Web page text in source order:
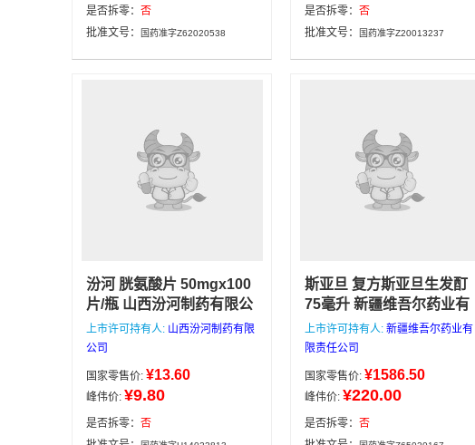
188包邮，咨询电话/微
信：13335162133
甘肃省
是否拆零： 否
批准文号：
国药准字Z62020538
邮，咨询电话/微信：
13335162133
广西南宁百
是否拆零： 否
批准文号：
国药准字Z20013237
汾河 胱氨酸片 50mgx100
片/瓶 山西汾河制药有限公
司用于产后或病后的继发
性脱发症，肝炎及白细胞
公司
50mgx100片/瓶
上市许可持有人: 山西汾河制药有限
公司
国家零售价: ¥13.60
峰伟价: ¥9.80
是否拆零： 否
斯亚旦 复方斯亚旦生发酊
75毫升 新疆维吾尔药业有
限责任公司 育发，润发，
固发。用于秃发，斑秃，
因的脱发。
有限责任公司
75毫升
上市许可持有人: 新疆维吾尔药业有
限责任公司
国家零售价: ¥1586.50
峰伟价: ¥220.00
是否拆零： 否